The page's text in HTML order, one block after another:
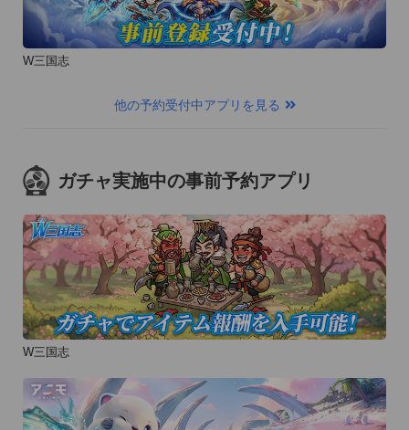
[リストアボタン]をクリックして頂き、再度閲覧できるかお試
しください。
ピーシーフェーズ株式会社担当者宛
W三国志
他の予約受付中アプリを見る
ガチャ実施中の事前予約アプリ
W三国志